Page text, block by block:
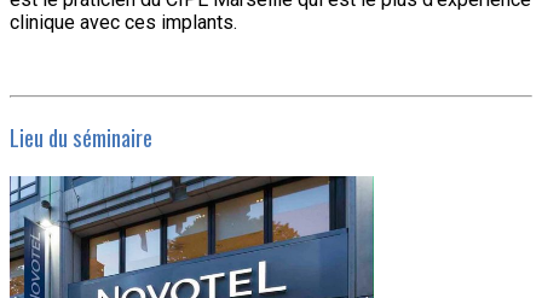
clinique avec ces implants.
Lieu du séminaire